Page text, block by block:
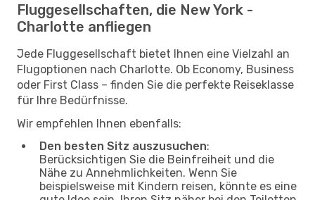
Fluggesellschaften, die New York -
Charlotte anfliegen
Jede Fluggesellschaft bietet Ihnen eine Vielzahl an
Flugoptionen nach Charlotte. Ob Economy, Business
oder First Class – finden Sie die perfekte Reiseklasse
für Ihre Bedürfnisse.
Wir empfehlen Ihnen ebenfalls:
Den besten Sitz auszusuchen:
Berücksichtigen Sie die Beinfreiheit und die
Nähe zu Annehmlichkeiten. Wenn Sie
beispielsweise mit Kindern reisen, könnte es eine